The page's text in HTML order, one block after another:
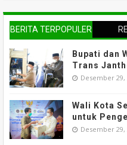
BERITA TERPOPULER
Bupati dan
Trans
Desember 29,
Wali Kota
untuk
Desember 29,